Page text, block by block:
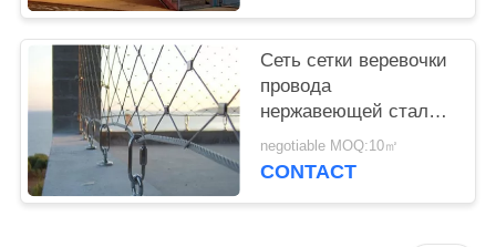
Сеть сетки веревочки
провода
нержавеющей стали
316, сетка веревочки
металла формы
negotiable MOQ:10㎡
CONTACT